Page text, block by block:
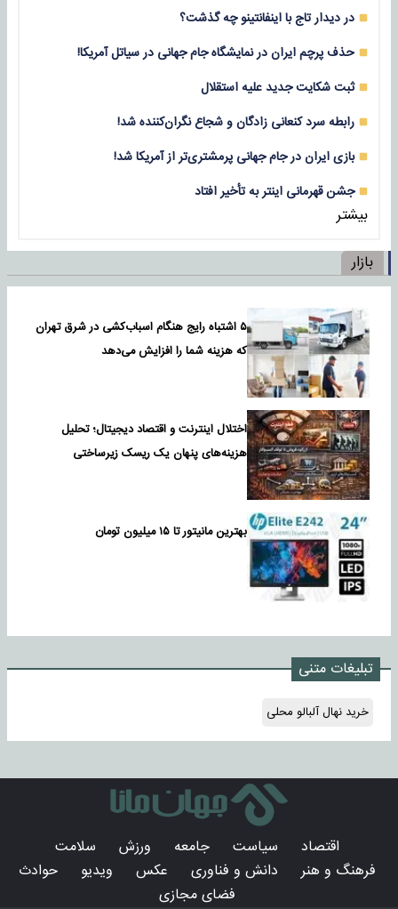
در دیدار تاج با اینفانتینو چه گذشت؟
حذف پرچم ایران در نمایشگاه جام جهانی در سیاتل آمریکا!
ثبت شکایت جدید علیه استقلال
رابطه سرد کنعانی زادگان و شجاع نگران‌کننده شد!
بازی‌ ایران در جام جهانی پرمشتری‌تر از آمریکا شد!
جشن قهرمانی اینتر به تأخیر افتاد
بیشتر
بازار
۵ اشتباه رایج هنگام اسباب‌کشی در شرق تهران
که هزینه شما را افزایش می‌دهد
اختلال اینترنت و اقتصاد دیجیتال؛ تحلیل
هزینه‌های پنهان یک ریسک زیرساختی
بهترین مانیتور تا ۱۵ میلیون تومان
تبلیغات متنی
خرید نهال آلبالو محلی
اقتصاد سیاست جامعه ورزش
سلامت
فرهنگ و هنر
دانش و فناوری عکس ویدیو
حوادث
فضای مجازی